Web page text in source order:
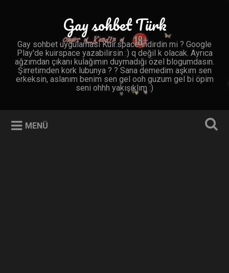
Gay sohbet Türk
Gay sohbet uygulaması Kuir.space indirdin mi ? Google
Play'de kuirspace yazabilirsin :) q değil k olacak. Ayrıca
ağzımdan çıkanı kulağımın duymadığı özel blogumdasın.
Şirretimden kork lubunya ? ? Sana demedim aşkım sen
erkeksin, aslanım benim sen gel ooh guzum gel bi öpim
seni ohhh yakışıklım :)
MENÜ